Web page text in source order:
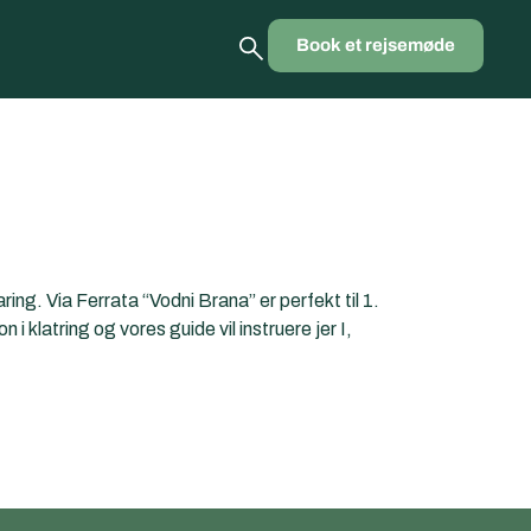
Book et rejsemøde
Via Ferrata “Vodni Brana” er perfekt til 1.
i klatring og vores guide vil instruere jer I,